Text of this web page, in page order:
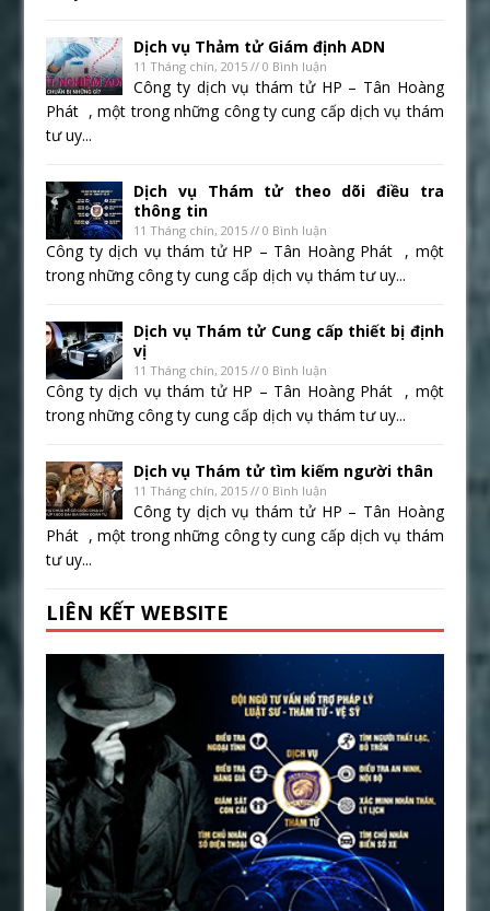
Dịch vụ Thảm tử Giám định ADN
11 Tháng chín, 2015 // 0 Bình luận
Công ty dịch vụ thám tử HP – Tân Hoàng
Phát , một trong những công ty cung cấp dịch vụ thám
tư uy...
Dịch vụ Thám tử theo dõi điều tra
thông tin
11 Tháng chín, 2015 // 0 Bình luận
Công ty dịch vụ thám tử HP – Tân Hoàng Phát , một
trong những công ty cung cấp dịch vụ thám tư uy...
Dịch vụ Thám tử Cung cấp thiết bị định
vị
11 Tháng chín, 2015 // 0 Bình luận
Công ty dịch vụ thám tử HP – Tân Hoàng Phát , một
trong những công ty cung cấp dịch vụ thám tư uy...
Dịch vụ Thám tử tìm kiếm người thân
11 Tháng chín, 2015 // 0 Bình luận
Công ty dịch vụ thám tử HP – Tân Hoàng
Phát , một trong những công ty cung cấp dịch vụ thám
tư uy...
LIÊN KẾT WEBSITE